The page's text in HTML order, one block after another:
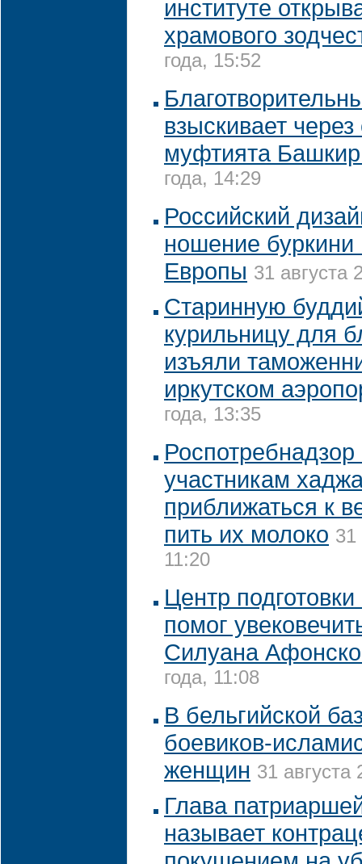
институте
храмового
года, 15:52
взыскивает
муфтията
года, 14:29
Российский
ношение
Европы 31 августа
Старинную
курильницу для
изъяли
иркутском
года, 13:35
Роспотребнадзор
участникам
приближаться к
пить их молоко 31
11:20
Центр
помог
Силуана
года, 11:08
В бельгийской
боевиков-
женщин 31 августа
Глава
называет